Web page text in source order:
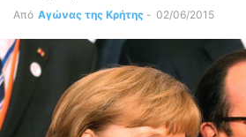
Από Αγώνας της Κρήτης - 02/06/2015